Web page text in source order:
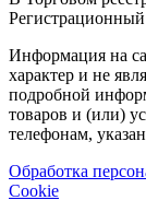
Информация на
характер и не
подробной
товаров и (или)
телефонам,
Обработка
Cookie